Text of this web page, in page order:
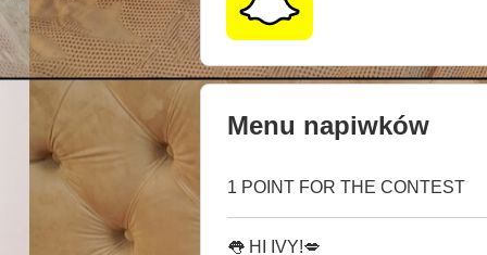
Menu napiwków
1 POINT FOR THE CONTEST
👅 HI IVY!💋